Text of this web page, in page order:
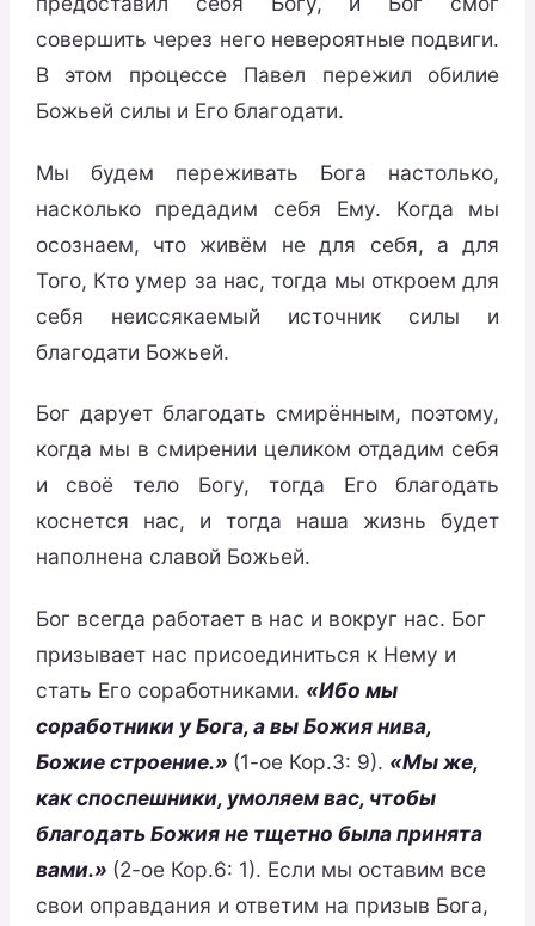
совершить через него невероятные подвиги.
В этом процессе Павел пережил обилие
Божьей силы и Его благодати.
Мы будем переживать Бога настолько,
насколько предадим себя Ему. Когда мы
осознаем, что живём не для себя, а для
Того, Кто умер за нас, тогда мы откроем для
себя неиссякаемый источник силы и
благодати Божьей.
Бог дарует благодать смирённым, поэтому,
когда мы в смирении целиком отдадим себя
и своё тело Богу, тогда Его благодать
коснется нас, и тогда наша жизнь будет
наполнена славой Божьей.
Бог всегда работает в нас и вокруг нас. Бог
призывает нас присоединиться к Нему и
стать Его соработниками. «Ибо мы
соработники у Бога, а вы Божия нива,
Божие строение.» (1-ое Кор.3: 9). «Мы же,
как споспешники, умоляем вас, чтобы
благодать Божия не тщетно была принята
вами.» (2-ое Кор.6: 1). Если мы оставим все
свои оправдания и ответим на призыв Бога,